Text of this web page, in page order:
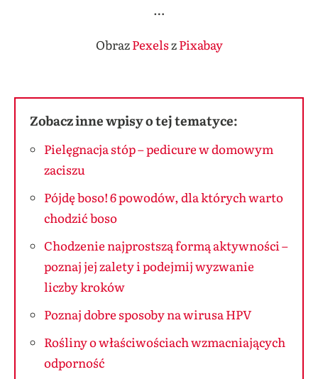
…
ObrazPexelszPixabay
Zobacz inne wpisy o tej tematyce:
Pielęgnacja stóp – pedicure w domowym
zaciszu
Pójdę boso! 6 powodów, dla których warto
chodzić boso
Chodzenie najprostszą formą aktywności –
poznaj jej zalety i podejmij wyzwanie
liczby kroków
Poznaj dobre sposoby na wirusa HPV
Rośliny o właściwościach wzmacniających
odporność